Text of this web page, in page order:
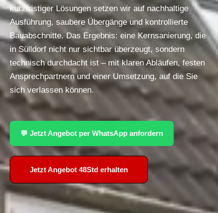
kurzfristiger Lösungen setzen wir auf nachhaltige
Ausführung, saubere Übergänge und kontrollierte
Bauabschnitte. Das Ergebnis: eine Kernsanierung, die
in Sülldorf nicht nur sichtbar überzeugt, sondern
technisch durchdacht ist – mit klaren Abläufen, festen
Ansprechpartnern und einer Umsetzung, auf die Sie
sich verlassen können.
💬 Jetzt Angebot per WhatsApp anfordern
Jetzt Angebot 48Std erhalten